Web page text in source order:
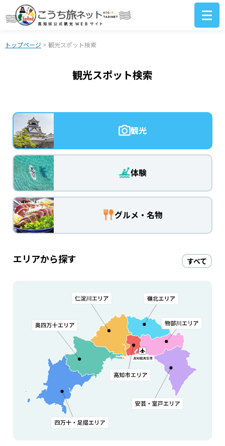
トップページ > 観光スポット検索
観光スポット検索
観光
体験
グルメ・名物
エリアから探す すべて